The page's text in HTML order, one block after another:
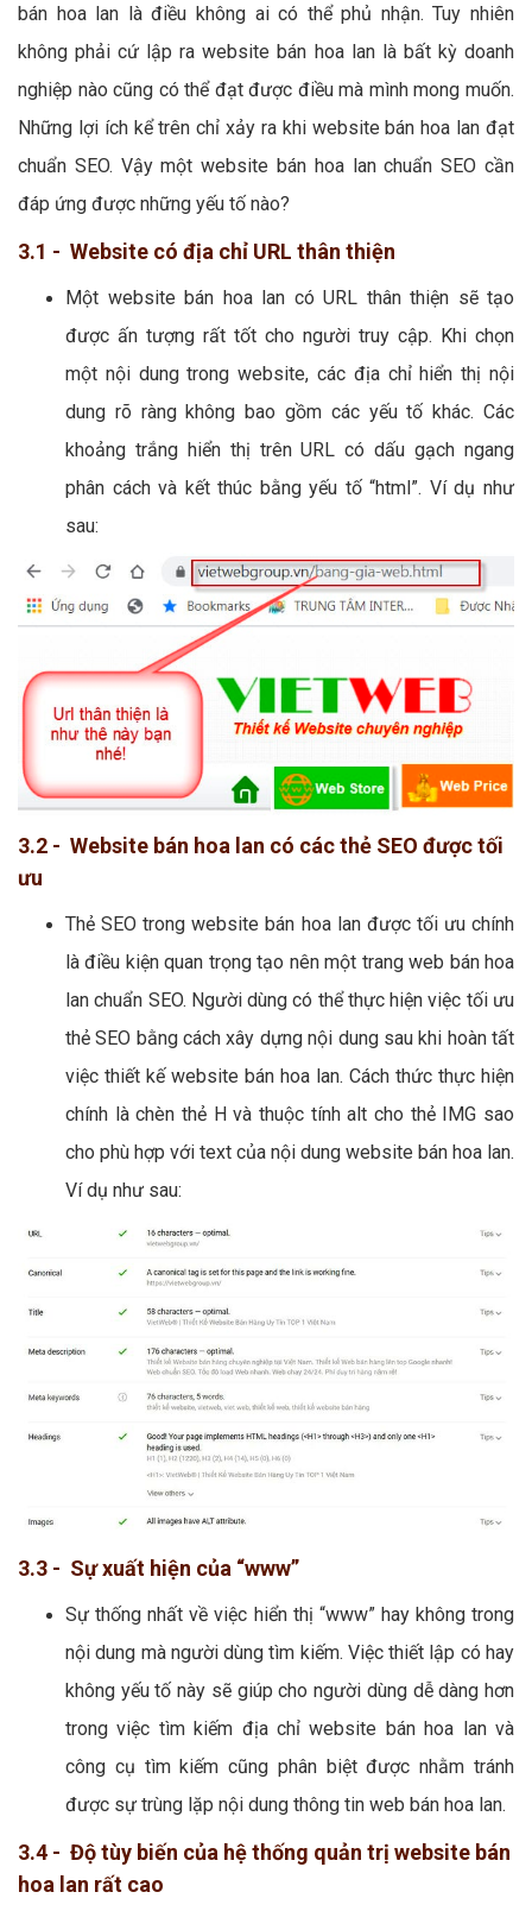
bán hoa lan là điều không ai có thể phủ nhận. Tuy nhiên
không phải cứ lập ra website bán hoa lan là bất kỳ doanh
nghiệp nào cũng có thể đạt được điều mà mình mong muốn.
Những lợi ích kể trên chỉ xảy ra khi website bán hoa lan đạt
chuẩn SEO. Vậy một website bán hoa lan chuẩn SEO cần
đáp ứng được những yếu tố nào?
3.1 - Website có địa chỉ URL thân thiện
Một website bán hoa lan có URL thân thiện sẽ tạo
được ấn tượng rất tốt cho người truy cập. Khi chọn
một nội dung trong website, các địa chỉ hiển thị nội
dung rõ ràng không bao gồm các yếu tố khác. Các
khoảng trắng hiển thị trên URL có dấu gạch ngang
phân cách và kết thúc bằng yếu tố “html”. Ví dụ như
sau:
3.2 - Website bán hoa lan có các thẻ SEO được tối
ưu
Thẻ SEO trong website bán hoa lan được tối ưu chính
là điều kiện quan trọng tạo nên một trang web bán hoa
lan chuẩn SEO. Người dùng có thể thực hiện việc tối ưu
thẻ SEO bằng cách xây dựng nội dung sau khi hoàn tất
việc thiết kế website bán hoa lan. Cách thức thực hiện
chính là chèn thẻ H và thuộc tính alt cho thẻ IMG sao
cho phù hợp với text của nội dung website bán hoa lan.
Ví dụ như sau:
3.3 - Sự xuất hiện của “www”
Sự thống nhất về việc hiển thị “www” hay không trong
nội dung mà người dùng tìm kiếm. Việc thiết lập có hay
không yếu tố này sẽ giúp cho người dùng dễ dàng hơn
trong việc tìm kiếm địa chỉ website bán hoa lan và
công cụ tìm kiếm cũng phân biệt được nhằm tránh
được sự trùng lặp nội dung thông tin web bán hoa lan.
3.4 - Độ tùy biến của hệ thống quản trị website bán
hoa lan rất cao